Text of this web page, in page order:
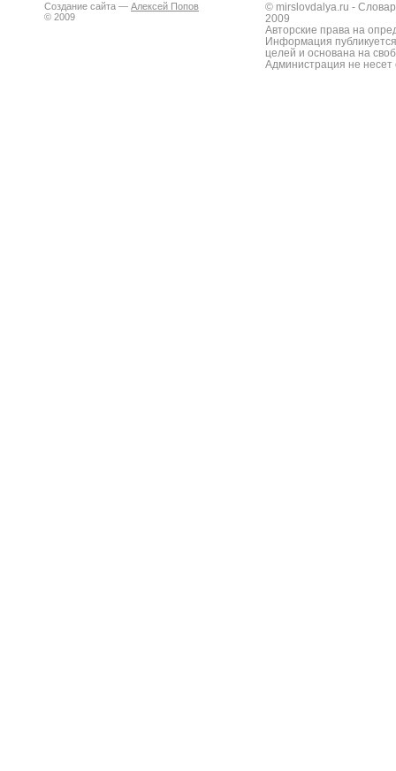
Создание сайта — Алексей Попов
© 2009
© mirslovdalya.ru -
2009
Авторские права на
Информация
целей и основана на
Администрация не несет